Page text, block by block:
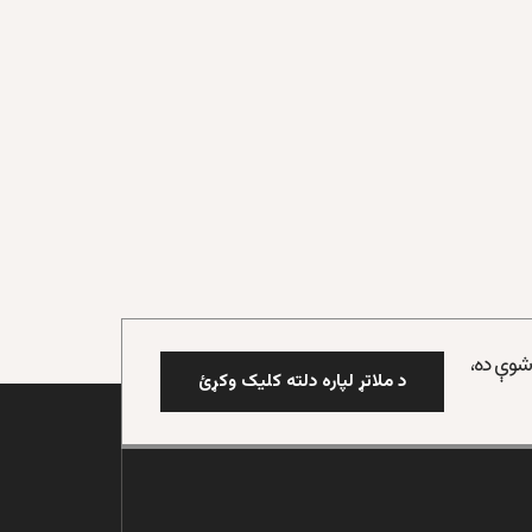
شوې ده، د ملاتړ لپاره دلته کلیک وکړئ